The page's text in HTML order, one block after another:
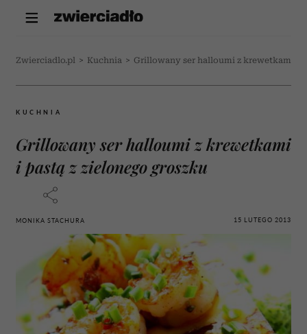
Zwierciadlo.pl > Kuchnia > Grillowany ser halloumi z krewetkami i
KUCHNIA
Grillowany ser halloumi z krewetkami
i pastą z zielonego groszku
MONIKA STACHURA 15 LUTEGO 2013